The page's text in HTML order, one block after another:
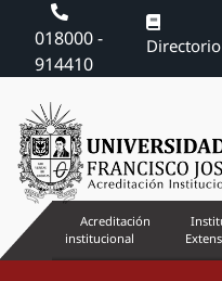
018000 -
914410
Directorio
Acreditación
institucional